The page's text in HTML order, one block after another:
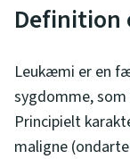
Definition
Leukæmi er en
sygdomme,
Principielt
maligne